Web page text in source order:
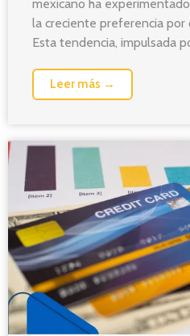
mexicano ha
la creciente preferencia por
Esta tendencia, impulsada
Leer más →